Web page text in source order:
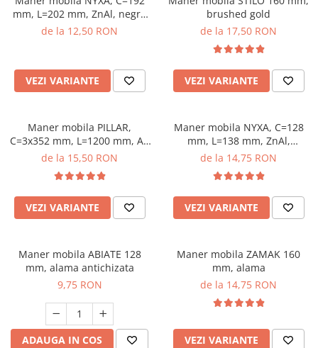
mm, L=202 mm, ZnAl, negru
mat
de la 12,50 RON
VEZI VARIANTE
brushed gold
de la 17,50 RON
VEZI VARIANTE
Maner mobila PILLAR,
C=3x352 mm, L=1200 mm, Al,
brushed gold
de la 15,50 RON
VEZI VARIANTE
Maner mobila NYXA, C=128
mm, L=138 mm, ZnAl,
brushed gold
de la 14,75 RON
VEZI VARIANTE
Maner mobila ABIATE 128
mm, alama antichizata
9,75 RON
ADAUGA IN COS
Maner mobila ZAMAK 160
mm, alama
de la 14,75 RON
VEZI VARIANTE